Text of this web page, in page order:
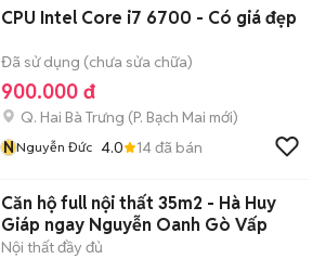
CPU Intel Core i7 6700 - Có giá đẹp
Đã sử dụng (chưa sửa chữa)
900.000 đ
Q. Hai Bà Trưng (P. Bạch Mai mới)
NNguyễn Đức 4.0 14đã bán
Căn hộ full nội thất 35m2 - Hà Huy
Giáp ngay Nguyễn Oanh Gò Vấp
Nội thất đầy đủ